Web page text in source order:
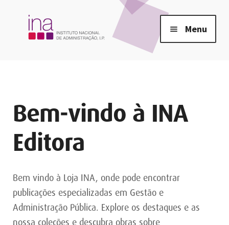
para
Saltar
para
Menu
Loja
Contactos
Bem-vindo à INA
Editora
Bem vindo à Loja INA, onde pode encontrar
publicações especializadas em Gestão e
Administração Pública. Explore os destaques e as
nossa coleções e descubra obras sobre